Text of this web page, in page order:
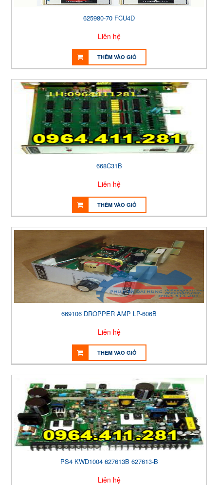
625980-70 FCU4D
Liên hệ
THÊM VÀO GIỎ
668C31B
Liên hệ
THÊM VÀO GIỎ
669106 DROPPER AMP LP-606B
Liên hệ
THÊM VÀO GIỎ
PS4 KWD1004 627613B 627613-B
Liên hệ